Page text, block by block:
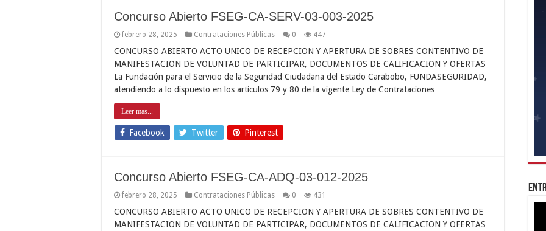
Concurso Abierto FSEG-CA-SERV-03-003-2025
febrero 28, 2025 Contrataciones Públicas 0 447
CONCURSO ABIERTO ACTO UNICO DE RECEPCION Y APERTURA DE SOBRES CONTENTIVO DE
MANIFESTACION DE VOLUNTAD DE PARTICIPAR, DOCUMENTOS DE CALIFICACION Y OFERTAS
La Fundación para el Servicio de la Seguridad Ciudadana del Estado Carabobo, FUNDASEGURIDAD,
atendiendo a lo dispuesto en los artículos 79 y 80 de la vigente Ley de Contrataciones …
Leer mas...
Facebook Twitter Pinterest
Concurso Abierto FSEG-CA-ADQ-03-012-2025
febrero 28, 2025 Contrataciones Públicas 0 431
CONCURSO ABIERTO ACTO UNICO DE RECEPCION Y APERTURA DE SOBRES CONTENTIVO DE
MANIFESTACION DE VOLUNTAD DE PARTICIPAR, DOCUMENTOS DE CALIFICACION Y OFERTAS